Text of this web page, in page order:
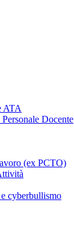
ATA
Docente
(ex PCTO)
cyberbullismo